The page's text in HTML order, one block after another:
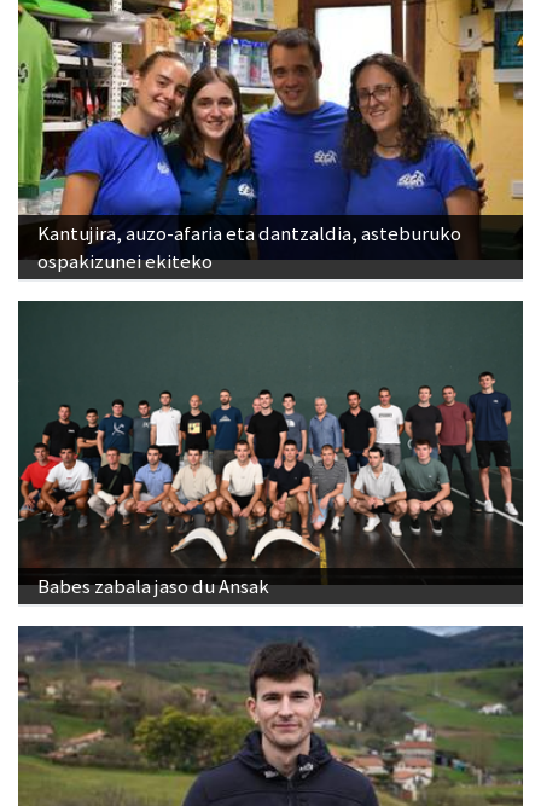
Kantujira, auzo-afaria eta dantzaldia, asteburuko
ospakizunei ekiteko
Babes zabala jaso du Ansak